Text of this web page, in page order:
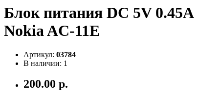
Блок питания DC 5V 0.45A
Nokia AC-11E
Артикул: 03784
В наличии: 1
200.00 р.